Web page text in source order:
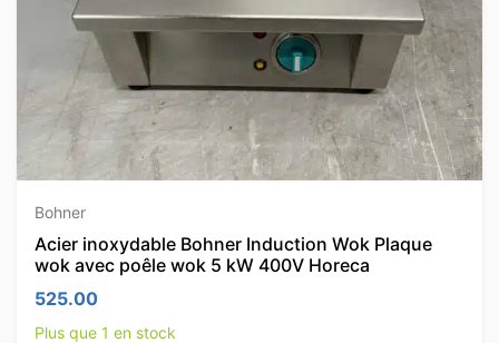
Bohner
Acier inoxydable Bohner Induction Wok Plaque
wok avec poêle wok 5 kW 400V Horeca
525.00
Plus que 1 en stock